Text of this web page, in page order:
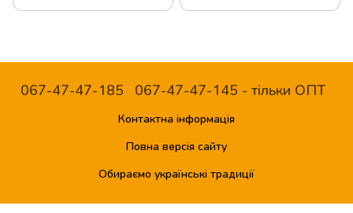
067-47-47-185 067-47-47-145 - тільки ОПТ
Контактна інформація
Повна версія сайту
Обираємо українські традиції